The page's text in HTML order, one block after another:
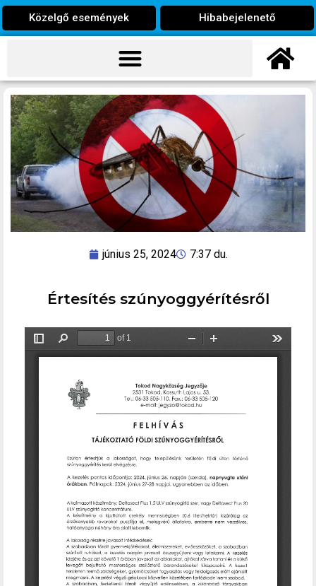
Közelgő események Hibabejelenető
június 25, 2024 7:37 du.
Értesítés szúnyoggyérítésről